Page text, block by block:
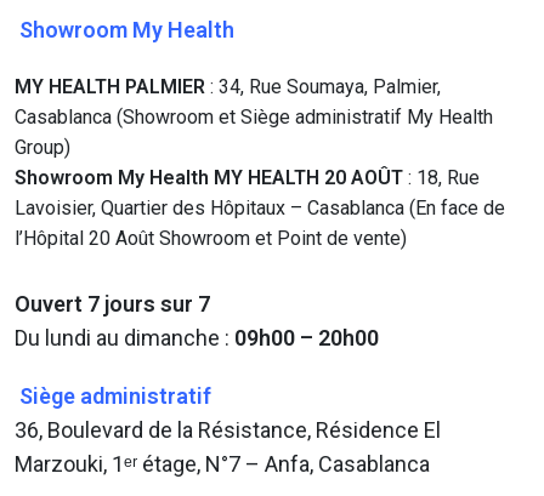
Showroom My Health
MY HEALTH PALMIER : 34, Rue Soumaya, Palmier,
Casablanca (Showroom et Siège administratif My Health
Group)
Showroom My Health MY HEALTH 20 AOÛT : 18, Rue
Lavoisier, Quartier des Hôpitaux – Casablanca (En face de
l’Hôpital 20 Août Showroom et Point de vente)
Ouvert 7 jours sur 7
Du lundi au dimanche : 09h00 – 20h00
Siège administratif
36, Boulevard de la Résistance, Résidence El
Marzouki, 1ᵉʳ étage, N°7 – Anfa, Casablanca